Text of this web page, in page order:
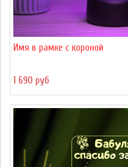
Имя в рамке с короной
1 690 руб